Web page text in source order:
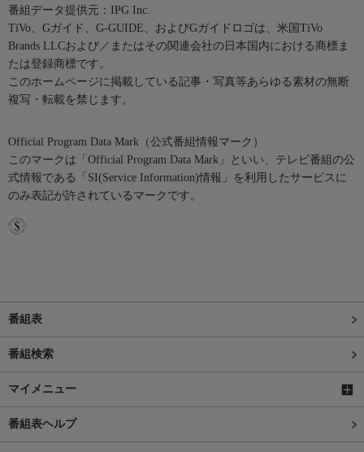
番組データ提供元：IPG Inc.
TiVo、Gガイド、G-GUIDE、およびGガイドロゴは、米国TiVo
Brands LLCおよび／またはその関連会社の日本国内における商標ま
たは登録商標です。
このホームページに掲載している記事・写真等あらゆる素材の無断
複写・転載を禁じます。
Official Program Data Mark（公式番組情報マーク）
このマークは「Official Program Data Mark」といい、テレビ番組の公
式情報である「SI(Service Information)情報」を利用したサービスに
のみ表記が許されているマークです。
番組表
番組検索
マイメニュー
番組表ヘルプ